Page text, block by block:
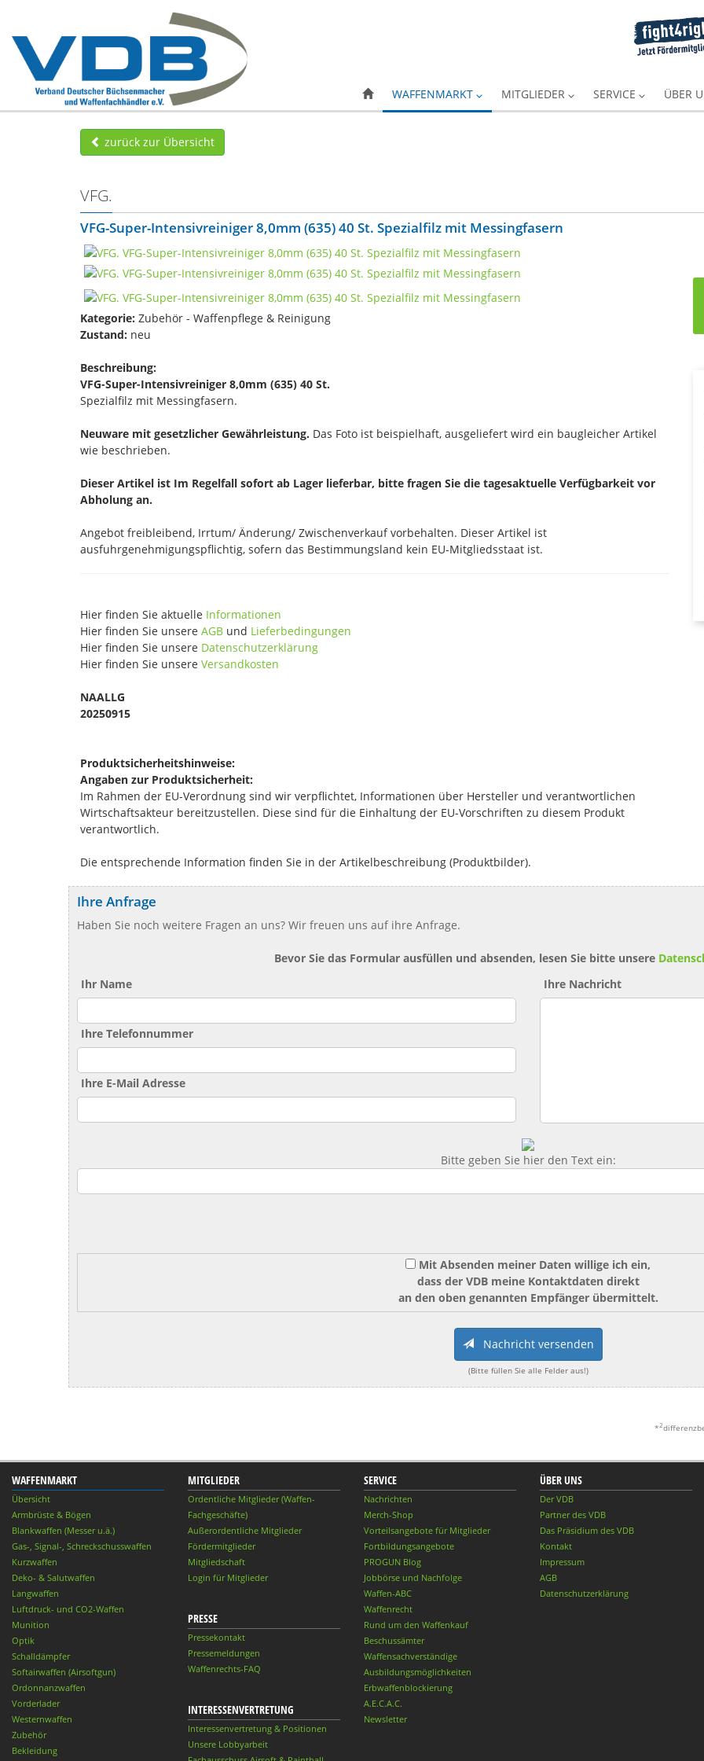
WAFFENMARKT MITGLIEDER SERVICE ÜBER
zurück zur Übersicht
VFG.
VFG-Super-Intensivreiniger 8,0mm (635) 40 St. Spezialfilz mit Messingfasern
Kategorie: Zubehör - Waffenpflege & Reinigung
Zustand: neu
Beschreibung:
VFG-Super-Intensivreiniger 8,0mm (635) 40 St.
Spezialfilz mit Messingfasern.
Neuware mit gesetzlicher Gewährleistung. Das Foto ist beispielhaft, ausgeliefert wird ein baugleicher Artikel
wie beschrieben.
Dieser Artikel ist Im Regelfall sofort ab Lager lieferbar, bitte fragen Sie die tagesaktuelle Verfügbarkeit vor
Abholung an.
Angebot freibleibend, Irrtum/ Änderung/ Zwischenverkauf vorbehalten. Dieser Artikel ist
ausfuhrgenehmigungspflichtig, sofern das Bestimmungsland kein EU-Mitgliedsstaat ist.
Hier finden Sie aktuelle Informationen
Hier finden Sie unsere AGB und Lieferbedingungen
Hier finden Sie unsere Datenschutzerklärung
Hier finden Sie unsere Versandkosten
NAALLG
20250915
Produktsicherheitshinweise:
Angaben zur Produktsicherheit:
Im Rahmen der EU-Verordnung sind wir verpflichtet, Informationen über Hersteller und verantwortlichen
Wirtschaftsakteur bereitzustellen. Diese sind für die Einhaltung der EU-Vorschriften zu diesem Produkt
verantwortlich.
Die entsprechende Information finden Sie in der Artikelbeschreibung (Produktbilder).
Ihre Anfrage
Haben Sie noch weitere Fragen an uns? Wir freuen uns auf ihre Anfrage.
Bevor Sie das Formular ausfüllen und absenden, lesen Sie bitte unsere
Ihr Name
Ihre Telefonnummer
Ihre E-Mail Adresse
Ihre Nachricht
Bitte geben Sie hier den Text ein:
Mit Absenden meiner Daten willige ich ein,
dass der VDB meine Kontaktdaten direkt
an den oben genannten Empfänger übermittelt.
Nachricht versenden
(Bitte füllen Sie alle Felder aus!)
*2
WAFFENMARKT
Übersicht
Armbrüste & Bögen
Blankwaffen (Messer u.ä.)
Gas-, Signal-, Schreckschusswaffen
Kurzwaffen
Deko- & Salutwaffen
Langwaffen
Luftdruck- und CO2-Waffen
Munition
Optik
Schalldämpfer
Softairwaffen (Airsoftgun)
Ordonnanzwaffen
Vorderlader
Westernwaffen
Zubehör
Bekleidung
MITGLIEDER
Ordentliche Mitglieder (Waffen-
Fachgeschäfte)
Außerordentliche Mitglieder
Fördermitglieder
Mitgliedschaft
Login für Mitglieder
PRESSE
Pressekontakt
Pressemeldungen
Waffenrechts-FAQ
INTERESSENVERTRETUNG
Interessenvertretung & Positionen
Unsere Lobbyarbeit
SERVICE
Nachrichten
Merch-Shop
Vorteilsangebote für Mitglieder
Fortbildungsangebote
PROGUN Blog
Jobbörse und Nachfolge
Waffen-ABC
Waffenrecht
Rund um den Waffenkauf
Beschussämter
Waffensachverständige
Ausbildungsmöglichkeiten
Erbwaffenblockierung
A.E.C.A.C.
Newsletter
ÜBER UNS
Der VDB
Partner des VDB
Das Präsidium des VDB
Kontakt
Impressum
AGB
Datenschutzerklärung